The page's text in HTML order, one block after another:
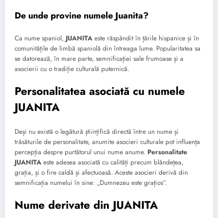
De unde provine numele Juanita?
Ca nume spaniol, JUANITA este răspândit în țările hispanice și în
comunitățile de limbă spaniolă din întreaga lume. Popularitatea sa
se datorează, în mare parte, semnificației sale frumoase și a
asocierii cu o tradiție culturală puternică.
Personalitatea asociată cu numele
JUANITA
Deși nu există o legătură științifică directă între un nume și
trăsăturile de personalitate, anumite asocieri culturale pot influența
percepția despre purtătorul unui nume anume. Personalitate
JUANITA este adesea asociată cu calități precum blândețea,
grația, și o fire caldă și afectuoasă. Aceste asocieri derivă din
semnificația numelui în sine: „Dumnezeu este grațios”.
Nume derivate din JUANITA